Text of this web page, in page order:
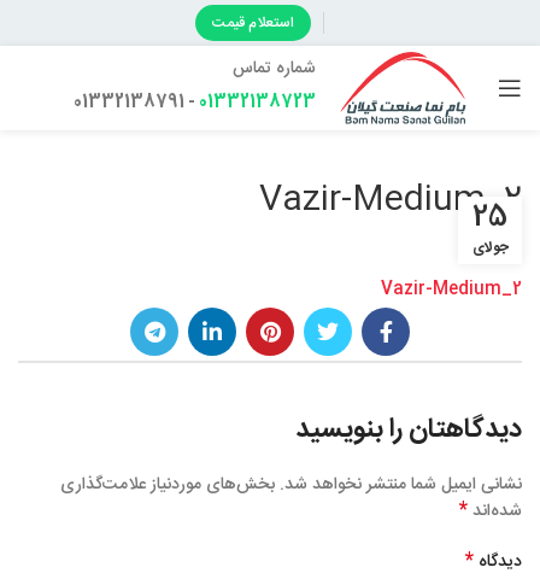
استعلام قیمت
شماره تماس
01332138723
- 01332138791
Vazir-Medium_2
25
جولای
Vazir-Medium_2
دیدگاهتان را بنویسید
نشانی ایمیل شما منتشر نخواهد شد. بخش‌های موردنیاز علامت‌گذاری
شده‌اند*
دیدگاه *